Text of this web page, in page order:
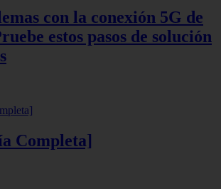
con la conexión 5G de
estos pasos de solución
Completa]